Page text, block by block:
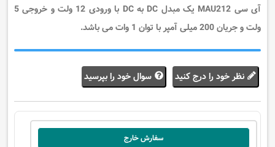
آی سی MAU212 یک مبدل DC به DC با ورودی 12 ولت و خروجی 5
ولت و جریان 200 میلی آمپر با توان 1 وات می باشد.
نظر خود را درج کنید سوال خود را بپرسید
سفارش خارج